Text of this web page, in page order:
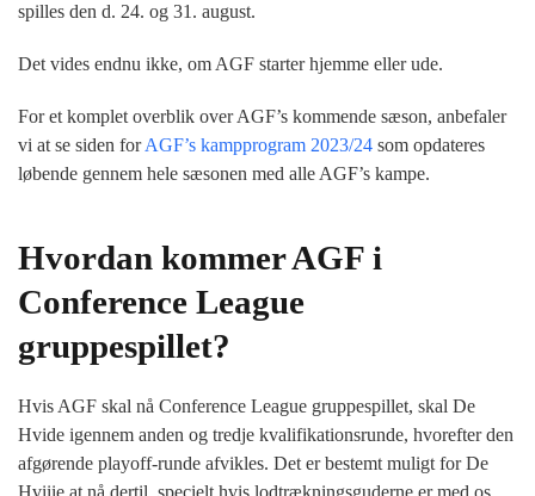
spilles den d. 24. og 31. august.
Det vides endnu ikke, om AGF starter hjemme eller ude.
For et komplet overblik over AGF’s kommende sæson, anbefaler
vi at se siden forAGF’s kampprogram 2023/24 som opdateres
løbende gennem hele sæsonen med alle AGF’s kampe.
Hvordan kommer AGF i
Conference League
gruppespillet?
Hvis AGF skal nå Conference League gruppespillet, skal De
Hvide igennem anden og tredje kvalifikationsrunde, hvorefter den
afgørende playoff-runde afvikles. Det er bestemt muligt for De
Hviiie at nå dertil, specielt hvis lodtrækningsguderne er med os,